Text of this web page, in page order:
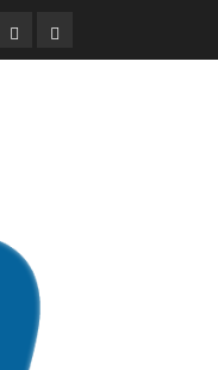
CIENCIA
Y
OPINION